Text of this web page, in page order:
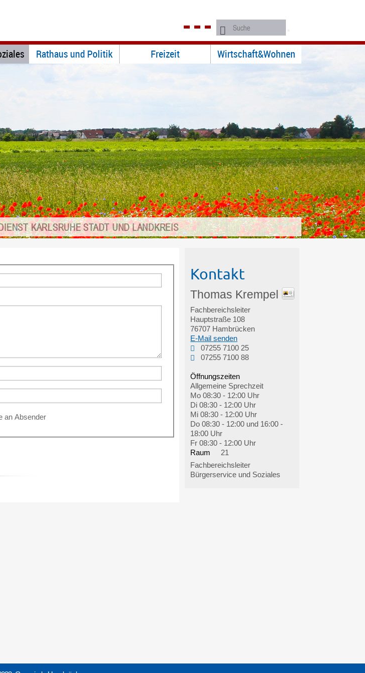
Rathaus und Politik Freizeit Wirtschaft&Wohnen
KARLSRUHE STADT UND LANDKREIS
an Absender
Kontakt
Thomas Krempel
Fachbereichsleiter
Hauptstraße 108
76707 Hambrücken
E-Mail senden
07255 7100 25
07255 7100 88
Öffnungszeiten
Allgemeine Sprechzeit
Mo 08:30 - 12:00 Uhr
Di 08:30 - 12:00 Uhr
Mi 08:30 - 12:00 Uhr
Do 08:30 - 12:00 und 16:00 -
18:00 Uhr
Fr 08:30 - 12:00 Uhr
Raum
21
Fachbereichsleiter
Bürgerservice und Soziales